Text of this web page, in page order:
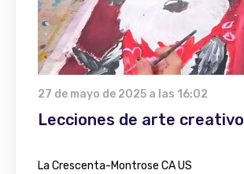
27 de mayo de 2025 a las 16:02
Lecciones de arte creativo
La Crescenta-Montrose CA US